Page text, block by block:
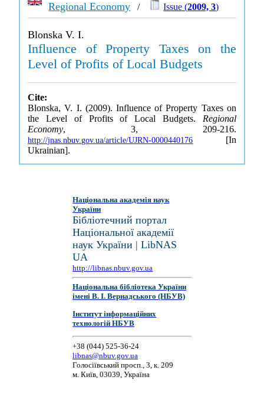
Regional Economy / Issue (2009, 3)
Blonska V. I.
Influence of Property Taxes on the
Level of Profits of Local Budgets
Cite:
Blonska, V. I. (2009). Influence of Property Taxes on
the Level of Profits of Local Budgets. Regional
Economy, 3, 209-216.
http://jnas.nbuv.gov.ua/article/UJRN-0000440176 [In
Ukrainian].
Національна академія наук
України
Бібліотечний портал
Національної академії
наук України | LibNAS
UA
http://libnas.nbuv.gov.ua
Національна бібліотека України
імені В. І. Вернадського (НБУВ)
Інститут інформаційних
технологій НБУВ
+38 (044) 525-36-24
libnas@nbuv.gov.ua
Голосіївський просп., 3, к. 209
м. Київ, 03039, Україна